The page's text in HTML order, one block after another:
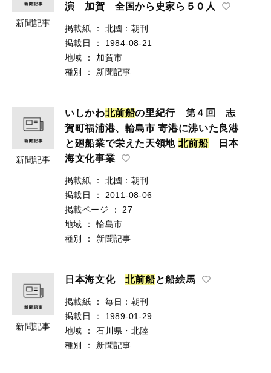
新聞記事
演 加賀 全国から史家ら５０人
掲載紙 ：
北國：朝刊
掲載日
：
1984-08-21
地域
：
加賀市
種別
： 新聞記事
新聞記事
いしかわ北前船の里紀行 第４回 志
賀町福浦港、輪島市 寄港に沸いた良港
と廻船業で栄えた天領地 北前船日本
海文化事業
掲載紙 ：
北國：朝刊
掲載日
：
2011-08-06
掲載ページ
：
27
地域
：
輪島市
種別
： 新聞記事
新聞記事
日本海文化 北前船と船絵馬
掲載紙 ：
毎日：朝刊
掲載日
：
1989-01-29
地域
：
石川県・北陸
種別
： 新聞記事